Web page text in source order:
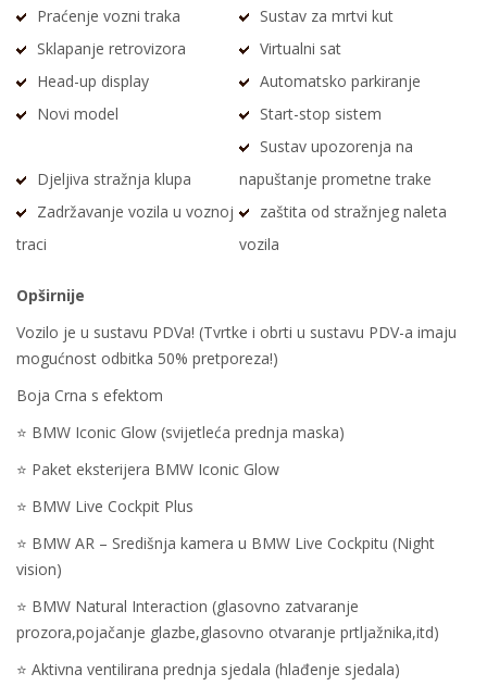
Praćenje vozni traka
Sustav za mrtvi kut
Sklapanje retrovizora
Virtualni sat
Head-up display
Automatsko parkiranje
Novi model
Start-stop sistem
Djeljiva stražnja klupa
Sustav upozorenja na
napuštanje prometne trake
Zadržavanje vozila u voznoj
traci
zaštita od stražnjeg naleta
vozila
Opširnije
Vozilo je u sustavu PDVa! (Tvrtke i obrti u sustavu PDV-a imaju
mogućnost odbitka 50% pretporeza!)
Boja Crna s efektom
⭐️ BMW Iconic Glow (svijetleća prednja maska)
⭐️ Paket eksterijera BMW Iconic Glow
⭐️ BMW Live Cockpit Plus
⭐️ BMW AR – Središnja kamera u BMW Live Cockpitu (Night
vision)
⭐️ BMW Natural Interaction (glasovno zatvaranje
prozora,pojačanje glazbe,glasovno otvaranje prtljažnika,itd)
⭐️ Aktivna ventilirana prednja sjedala (hlađenje sjedala)